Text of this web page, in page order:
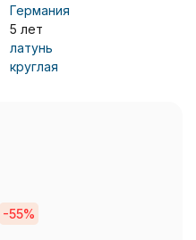
Германия
5 лет
латунь
круглая
-55%